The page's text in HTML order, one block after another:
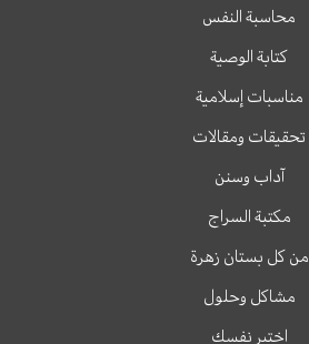
محاسبة النفس
كتابة الوصية
مناسبات إسلامية
تحقيقات ومقالات
آداب وسنن
مكتبة السراج
من كل بستان زهرة
مشاكل وحلول
اختبر نفسك